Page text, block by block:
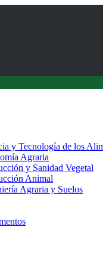
y Tecnología de los
Agraria
y Sanidad Vegetal
Animal
Agraria y Suelos